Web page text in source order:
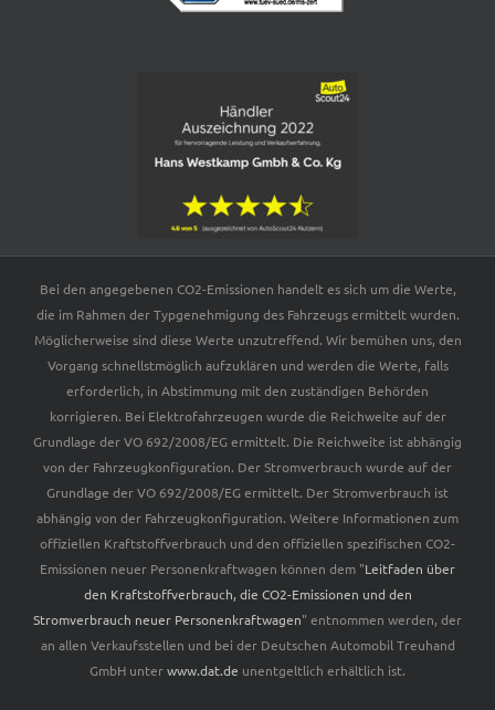
Bei den angegebenen CO2-Emissionen handelt es sich um die Werte,
die im Rahmen der Typgenehmigung des Fahrzeugs ermittelt wurden.
Möglicherweise sind diese Werte unzutreffend. Wir bemühen uns, den
Vorgang schnellstmöglich aufzuklären und werden die Werte, falls
erforderlich, in Abstimmung mit den zuständigen Behörden
korrigieren. Bei Elektrofahrzeugen wurde die Reichweite auf der
Grundlage der VO 692/2008/EG ermittelt. Die Reichweite ist abhängig
von der Fahrzeugkonfiguration. Der Stromverbrauch wurde auf der
Grundlage der VO 692/2008/EG ermittelt. Der Stromverbrauch ist
abhängig von der Fahrzeugkonfiguration. Weitere Informationen zum
offiziellen Kraftstoffverbrauch und den offiziellen spezifischen CO2-
Emissionen neuer Personenkraftwagen können dem "Leitfaden über
den Kraftstoffverbrauch, die CO2-Emissionen und den
Stromverbrauch neuer Personenkraftwagen" entnommen werden, der
an allen Verkaufsstellen und bei der Deutschen Automobil Treuhand
GmbH unterwww.dat.de unentgeltlich erhältlich ist.